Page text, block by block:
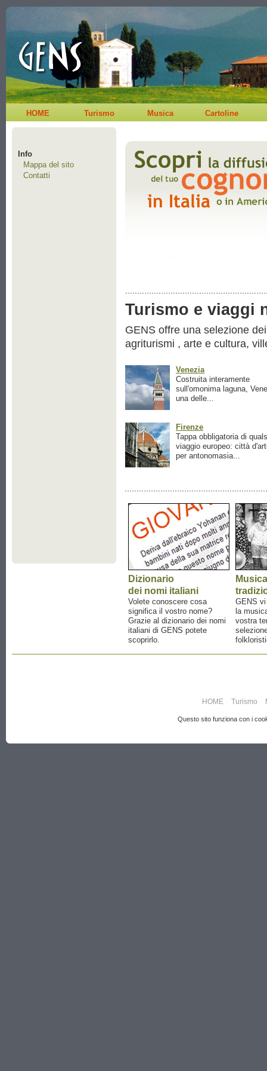
HOME Turismo Musica Cartoline
Info
Mappa del sito
Contatti
Turismo e viaggi
GENS offre una selezione
agriturismi , arte e cultura,
Venezia
Costruita interamente
sull'omonima laguna,
una delle...
Firenze
Tappa obbligatoria di
viaggio europeo: città
per antonomasia...
Dizionario
dei nomi italiani
Volete conoscere cosa
significa il vostro nome?
Grazie al dizionario dei nomi
italiani di GENS potete
scoprirlo.
Musica
GENS
la
vostra
HOME Turismo
Questo sito funziona con i